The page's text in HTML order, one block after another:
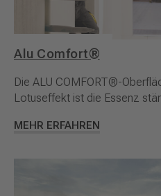
Alu Comfort®
Die ALU COMFORT®-
Lotuseffekt ist die Essenz
MEHR ERFAHREN